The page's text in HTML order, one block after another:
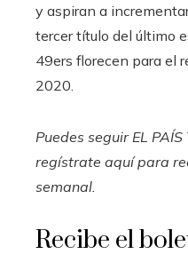
y aspiran a
tercer título del último
49ers florecen para el
2020.
Puedes seguir EL
regístrate aquí para
semanal
Recibe el